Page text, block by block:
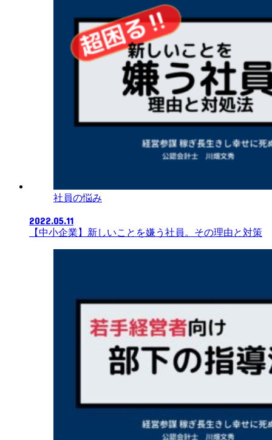
社員の悩み
2022.05.11
【中小企業】新しいことを嫌う社員。その理由と対策